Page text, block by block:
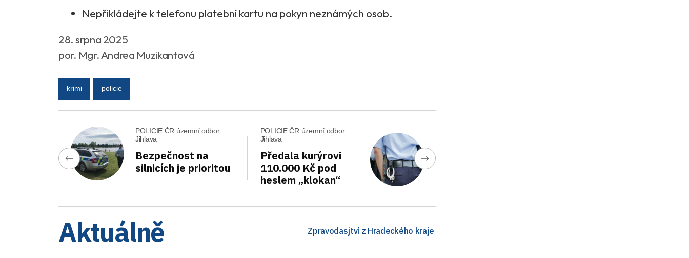
Nepřikládejte k telefonu platební kartu na pokyn neznámých osob.
28. srpna 2025
por. Mgr. Andrea Muzikantová
krimi policie
POLICIE ČR územní odbor
Jihlava
Bezpečnost na
silnicích je prioritou
POLICIE ČR územní odbor
Jihlava
Předala kurýrovi
110.000 Kč pod
heslem „klokan“
Aktuálně Zpravodasjtví z Hradeckého kraje